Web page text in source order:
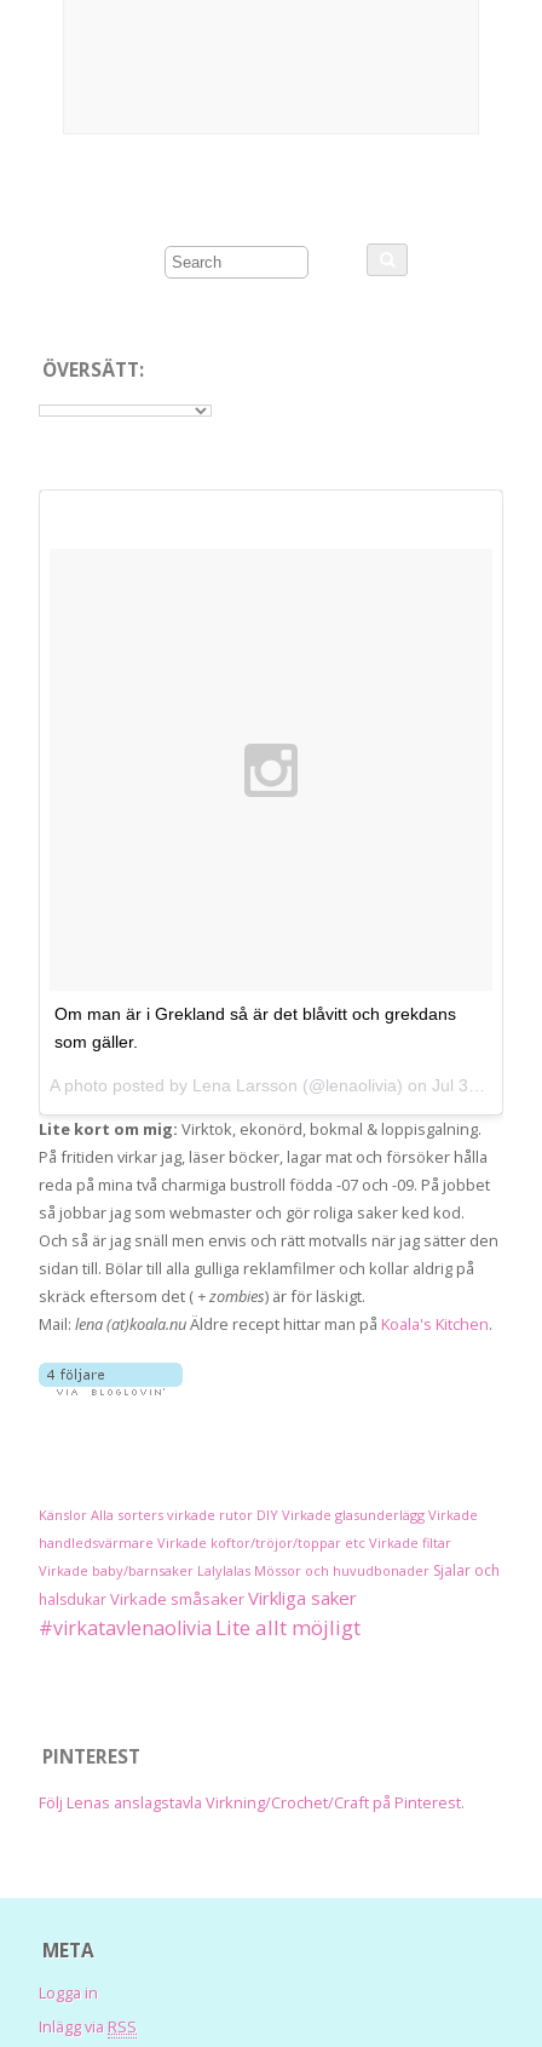
ÖVERSÄTT:
Om man är i Grekland så är det blåvitt och grekdans
som gäller.
A photo posted by Lena Larsson (@lenaolivia) onJul 31, 2013 at 8:50am PDT
Lite kort om mig: Virktok, ekonörd, bokmal & loppisgalning.
På fritiden virkar jag, läser böcker, lagar mat och försöker hålla
reda på mina två charmiga bustroll födda -07 och -09. På jobbet
så jobbar jag som webmaster och gör roliga saker ked kod.
Och så är jag snäll men envis och rätt motvalls när jag sätter den
sidan till. Bölar till alla gulliga reklamfilmer och kollar aldrig på
skräck eftersom det ( + zombies) är för läskigt.
Mail:lena (at)koala.nuÄldre recept hittar man på Koala's Kitchen.
Känslor Alla sorters virkade rutor DIY Virkade glasunderlägg Virkade
handledsvärmare Virkade koftor/tröjor/toppar etc Virkade filtar
Virkade baby/barnsaker Lalylalas Mössor och huvudbonader Sjalar och
halsdukar Virkade småsakerVirkliga saker
#virkatavlenaolivia Lite allt möjligt
PINTEREST
Följ Lenas anslagstavla Virkning/Crochet/Craft på Pinterest.
META
Logga in
Inlägg via RSS